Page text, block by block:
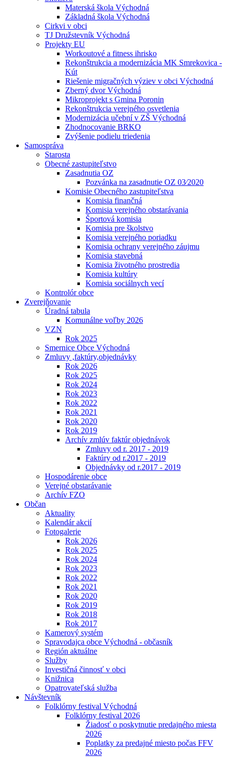
Materská škola Východná
Základná škola Východná
Cirkvi v obci
TJ Družstevník Východná
Projekty EU
Workoutové a fitness ihrisko
Rekonštrukcia a modernizácia MK Smrekovica -
Kút
Riešenie migračných výziev v obci Východná
Zberný dvor Východná
Mikroprojekt s Gmina Poronin
Rekonštrukcia verejného osvetlenia
Modernizácia učební v ZŠ Východná
Zhodnocovanie BRKO
Zvýšenie podielu triedenia
Samospráva
Starosta
Obecné zastupiteľstvo
Zasadnutia OZ
Pozvánka na zasadnutie OZ 03⁄2020
Komisie Obecného zastupiteľstva
Komisia finančná
Komisia verejného obstarávania
Športová komisia
Komisia pre školstvo
Komisia verejného poriadku
Komisia ochrany verejného záujmu
Komisia stavebná
Komisia životného prostredia
Komisia kultúry
Komisia sociálnych vecí
Kontrolór obce
Zverejňovanie
Úradná tabula
Komunálne voľby 2026
VZN
Rok 2025
Smernice Obce Východná
Zmluvy ,faktúry,objednávky
Rok 2026
Rok 2025
Rok 2024
Rok 2023
Rok 2022
Rok 2021
Rok 2020
Rok 2019
Archív zmlúv faktúr objednávok
Zmluvy od r. 2017 - 2019
Faktúry od r.2017 - 2019
Objednávky od r.2017 - 2019
Hospodárenie obce
Verejné obstarávanie
Archív FZO
Občan
Aktuality
Kalendár akcií
Fotogalerie
Rok 2026
Rok 2025
Rok 2024
Rok 2023
Rok 2022
Rok 2021
Rok 2020
Rok 2019
Rok 2018
Rok 2017
Kamerový systém
Spravodajca obce Východná - občasník
Región aktuálne
Služby
Investičná činnosť v obci
Knižnica
Opatrovateľská služba
Návštevník
Folklórny festival Východná
Folklórny festival 2026
Žiadosť o poskytnutie predajného miesta
2026
Poplatky za predajné miesto počas FFV
2026